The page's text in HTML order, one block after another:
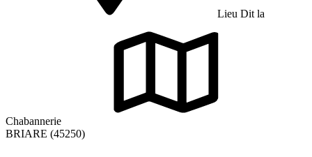
Lieu Dit la
Chabannerie
BRIARE (45250)